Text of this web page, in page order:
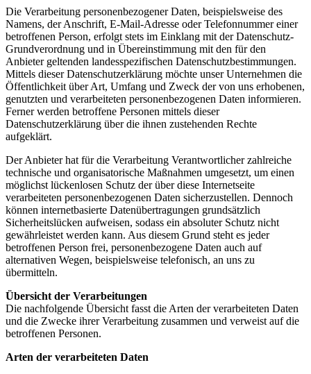
Die Verarbeitung personenbezogener Daten, beispielsweise des
Namens, der Anschrift, E-Mail-Adresse oder Telefonnummer einer
betroffenen Person, erfolgt stets im Einklang mit der Datenschutz-
Grundverordnung und in Übereinstimmung mit den für den
Anbieter geltenden landesspezifischen Datenschutzbestimmungen.
Mittels dieser Datenschutzerklärung möchte unser Unternehmen die
Öffentlichkeit über Art, Umfang und Zweck der von uns erhobenen,
genutzten und verarbeiteten personenbezogenen Daten informieren.
Ferner werden betroffene Personen mittels dieser
Datenschutzerklärung über die ihnen zustehenden Rechte
aufgeklärt.
Der Anbieter hat für die Verarbeitung Verantwortlicher zahlreiche
technische und organisatorische Maßnahmen umgesetzt, um einen
möglichst lückenlosen Schutz der über diese Internetseite
verarbeiteten personenbezogenen Daten sicherzustellen. Dennoch
können internetbasierte Datenübertragungen grundsätzlich
Sicherheitslücken aufweisen, sodass ein absoluter Schutz nicht
gewährleistet werden kann. Aus diesem Grund steht es jeder
betroffenen Person frei, personenbezogene Daten auch auf
alternativen Wegen, beispielsweise telefonisch, an uns zu
übermitteln.
Übersicht der Verarbeitungen
Die nachfolgende Übersicht fasst die Arten der verarbeiteten Daten
und die Zwecke ihrer Verarbeitung zusammen und verweist auf die
betroffenen Personen.
Arten der verarbeiteten Daten